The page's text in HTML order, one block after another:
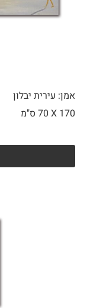
אמן: עירית יבלון
170 X